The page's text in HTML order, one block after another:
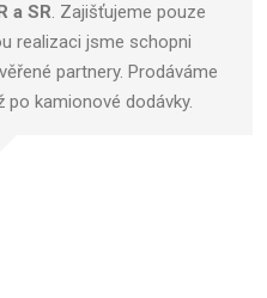
a SR. Zajišťujeme pouze
realizaci jsme schopni
partnery. Prodáváme
kamionové dodávky.